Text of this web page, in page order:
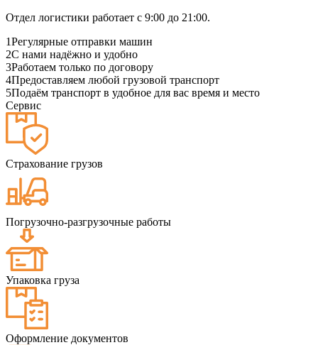
Отдел логистики работает с 9:00 до 21:00.
1Регулярные отправки машин
2С нами надёжно и удобно
3Работаем только по договору
4Предоставляем любой грузовой транспорт
5Подаём транспорт в удобное для вас время и место
Сервис
Страхование грузов
Погрузочно-разгрузочные работы
Упаковка груза
Оформление документов